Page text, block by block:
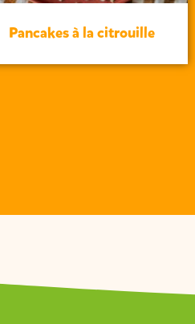
Pancakes à la citrouille